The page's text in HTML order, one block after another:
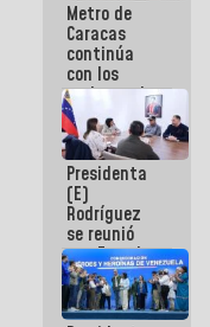
Metro de
Caracas
continúa
con los
trabajos de
mantenimiento
e inspección
en la Línea 2
Presidenta
(E)
Rodríguez
se reunió
con Estado
Mayor
Eléctrico
para